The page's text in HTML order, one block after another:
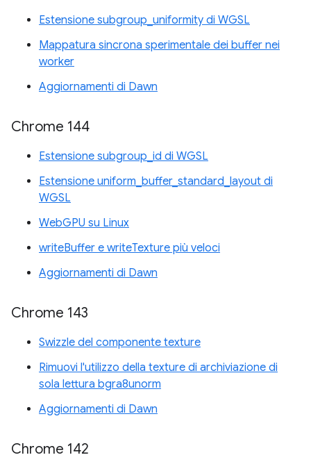
Estensione subgroup_uniformity di WGSL
Mappatura sincrona sperimentale dei buffer nei
worker
Aggiornamenti di Dawn
Chrome 144
Estensione subgroup_id di WGSL
Estensione uniform_buffer_standard_layout di
WGSL
WebGPU su Linux
writeBuffer e writeTexture più veloci
Aggiornamenti di Dawn
Chrome 143
Swizzle del componente texture
Rimuovi l'utilizzo della texture di archiviazione di
sola lettura bgra8unorm
Aggiornamenti di Dawn
Chrome 142